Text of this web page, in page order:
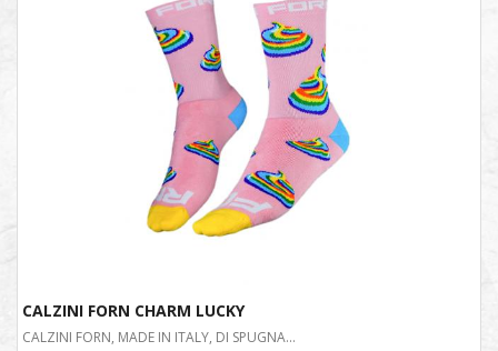
CALZINI FORN CHARM LUCKY
CALZINI FORN, MADE IN ITALY, DI SPUGNA...